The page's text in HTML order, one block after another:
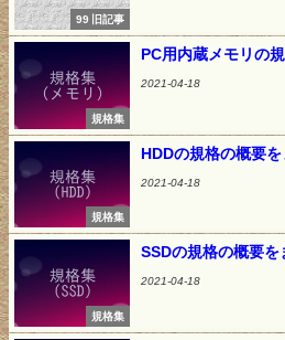
99 旧記事
規格集
PC用内蔵メモリの
2021-04-18
規格集
HDDの規格の概要を
2021-04-18
規格集
SSDの規格の概要を
2021-04-18